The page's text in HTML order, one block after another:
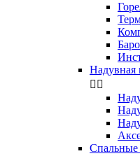
Надувная
 
Спальные